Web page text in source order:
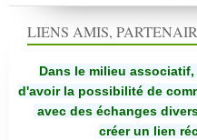
LIENS AMIS,
Dans le milieu
d'avoir la possibilité de
avec des échanges
créer un lien